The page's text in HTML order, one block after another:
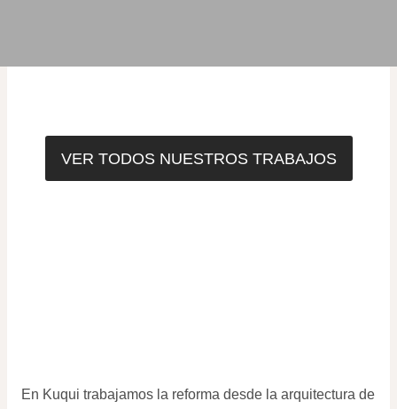
VER TODOS NUESTROS TRABAJOS
En Kuqui trabajamos la reforma desde la arquitectura de